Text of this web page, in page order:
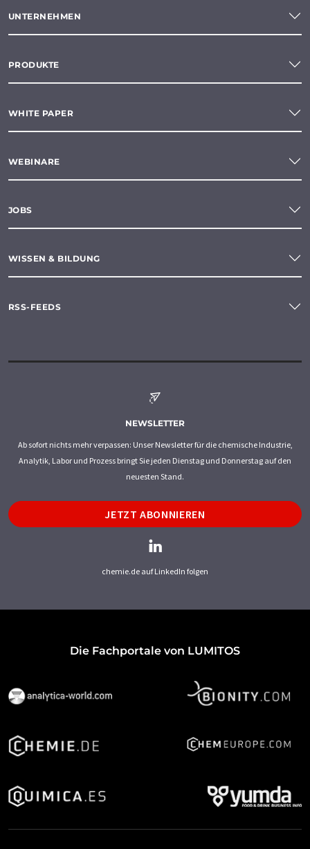
UNTERNEHMEN
PRODUKTE
WHITE PAPER
WEBINARE
JOBS
WISSEN & BILDUNG
RSS-FEEDS
NEWSLETTER
Ab sofort nichts mehr verpassen: Unser Newsletter für die chemische Industrie,
Analytik, Labor und Prozess bringt Sie jeden Dienstag und Donnerstag auf den
neuesten Stand.
JETZT ABONNIEREN
chemie.de auf LinkedIn folgen
Die Fachportale von LUMITOS